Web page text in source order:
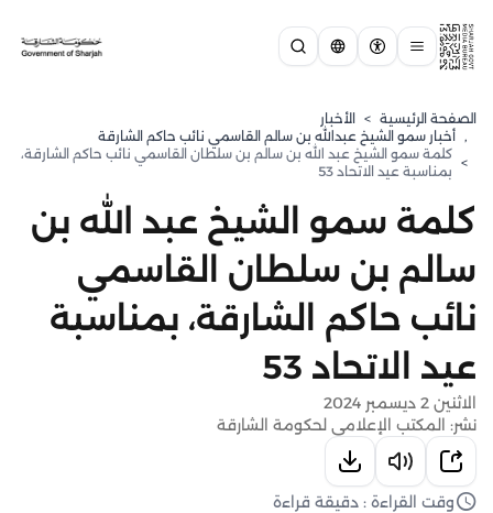
الصفحة الرئيسية > الأخبار
, ⁠أخبار سمو الشيخ عبدالله بن سالم القاسمي نائب حاكم الشارقة
>
كلمة سمو الشيخ عبد الله بن سالم بن سلطان القاسمي نائب حاكم الشارقة،
بمناسبة عيد الاتحاد 53
كلمة سمو الشيخ عبد الله بن
سالم بن سلطان القاسمي
نائب حاكم الشارقة، بمناسبة
عيد الاتحاد 53
الاثنين 2 ديسمبر 2024
نشر: المكتب الإعلامي لحكومة الشارقة
وقت القراءة : دقيقة قراءة